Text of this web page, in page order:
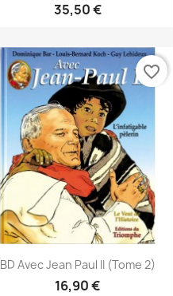
35,50 €
Aperçu rapide
BD Avec Jean Paul II (Tome 2)
16,90 €
favorite_border